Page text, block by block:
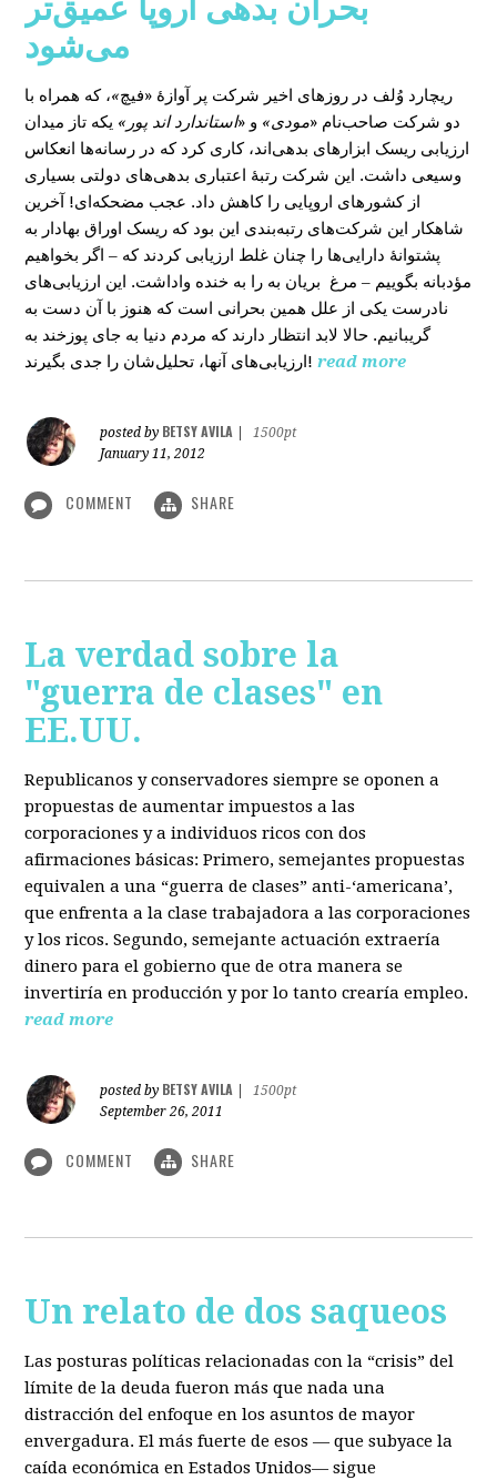
بحران بدهی اروپا عمیق‌تر
می‌شود
ریچارد وُلف در روزهای اخیر شرکت پر آوازۀ «فیچ»، که همراه با
دو شرکت صاحب‌نام «مودی» و «استاندارد اند پور» یکه‌ تاز میدان
ارزیابی ریسک ابزارهای بدهی‌اند، کاری کرد که در رسانه‌ها انعکاس
وسیعی داشت. این شرکت رتبۀ اعتباری بدهی‌های دولتی بسیاری
از کشورهای اروپایی را کاهش داد. عجب مضحکه‌ای! آخرین
شاهکار این شرکت‌های رتبه‌بندی این بود که ریسک‌ اوراق بهادار به
پشتوانۀ دارایی‌‌ها را چنان غلط ارزیابی کردند که – اگر بخواهیم
مؤدبانه بگوییم – مرغ بریان به را به خنده واداشت. این ارزیابی‌های
نادرست یکی از علل همین بحرانی است که هنوز با آن دست به
گریبانیم. حالا لابد انتظار دارند که مردم دنیا به جای پوزخند به
ارزیابی‌های آنها، تحلیل‌‌شان را جدی بگیرند! read more
posted by BETSY AVILA
1500pt
January 11, 2012
COMMENT SHARE
La verdad sobre la
"guerra de clases" en
EE.UU.
Republicanos y conservadores siempre se oponen a
propuestas de aumentar impuestos a las
corporaciones y a individuos ricos con dos
afirmaciones básicas: Primero, semejantes propuestas
equivalen a una “guerra de clases” anti-‘americana’,
que enfrenta a la clase trabajadora a las corporaciones
y los ricos. Segundo, semejante actuación extraería
dinero para el gobierno que de otra manera se
invertiría en producción y por lo tanto crearía empleo.
read more
posted by BETSY AVILA
1500pt
September 26, 2011
COMMENT SHARE
Un relato de dos saqueos
Las posturas políticas relacionadas con la “crisis” del
límite de la deuda fueron más que nada una
distracción del enfoque en los asuntos de mayor
envergadura. El más fuerte de esos — que subyace la
caída económica en Estados Unidos— sigue